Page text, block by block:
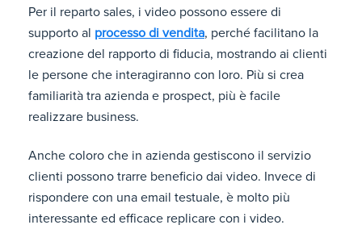
Per il reparto sales, i video possono essere di
supporto al processo di vendita, perché facilitano la
creazione del rapporto di fiducia, mostrando ai clienti
le persone che interagiranno con loro. Più si crea
familiarità tra azienda e prospect, più è facile
realizzare business.
Anche coloro che in azienda gestiscono il servizio
clienti possono trarre beneficio dai video. Invece di
rispondere con una email testuale, è molto più
interessante ed efficace replicare con i video.